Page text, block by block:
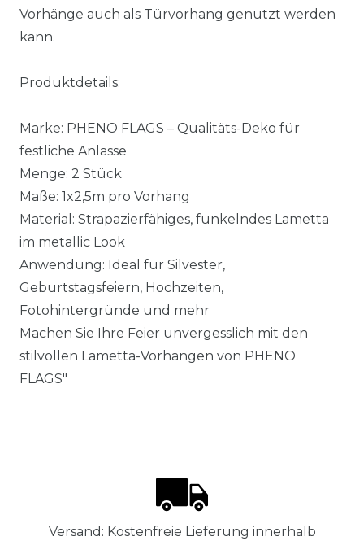
Vorhänge auch als Türvorhang genutzt werden
kann.
Produktdetails:
Marke: PHENO FLAGS – Qualitäts-Deko für
festliche Anlässe
Menge: 2 Stück
Maße: 1x2,5m pro Vorhang
Material: Strapazierfähiges, funkelndes Lametta
im metallic Look
Anwendung: Ideal für Silvester,
Geburtstagsfeiern, Hochzeiten,
Fotohintergründe und mehr
Machen Sie Ihre Feier unvergesslich mit den
stilvollen Lametta-Vorhängen von PHENO
FLAGS"
Versand: Kostenfreie Lieferung innerhalb